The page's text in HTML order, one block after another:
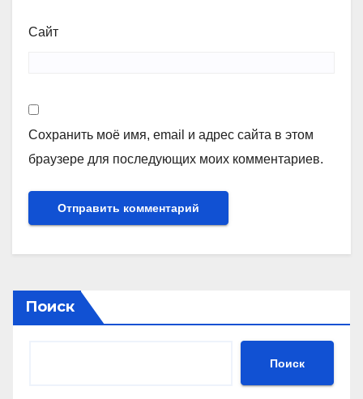
Сайт
Сохранить моё имя, email и адрес сайта в этом
браузере для последующих моих комментариев.
Поиск
Поиск